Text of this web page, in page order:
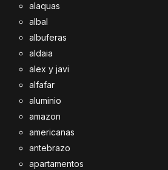
alaquas
albal
albuferas
aldaia
alex y javi
alfafar
aluminio
amazon
americanas
antebrazo
apartamentos